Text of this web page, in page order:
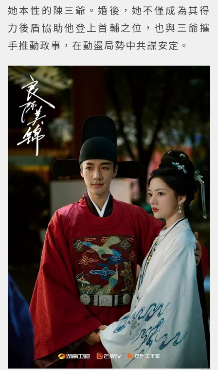
她本性的陳三爺。婚後，她不僅成為其得
力後盾協助他登上首輔之位，也與三爺攜
手推動政事，在動盪局勢中共謀安定。